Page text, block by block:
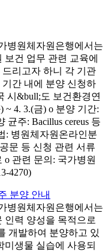
병원체자원은행에서는
건 업무 관련 교육에
리고자 하니 각 기관
간 내에 분양 신청하
시&bull;도 보건환경연
~ 4. 3.(금) o 분양 기간:
균주: Bacillus cereus 등
: 병원체자원온라인분
문 등 신청 관련 서류
o 관련 문의: 국가병원
4270)
분양 안내
병원체자원은행에서는
인력 양성을 목적으로
개발하여 분양하고 있
미생물 실습에 사용되